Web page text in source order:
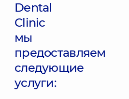
Dental
Clinic
мы
предоставляем
следующие
услуги: